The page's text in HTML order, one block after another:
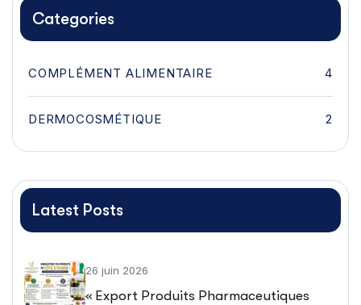
Categories
COMPLÉMENT ALIMENTAIRE 4
DERMOCOSMÉTIQUE 2
Latest Posts
26 juin 2026
« Export Produits Pharmaceutiques